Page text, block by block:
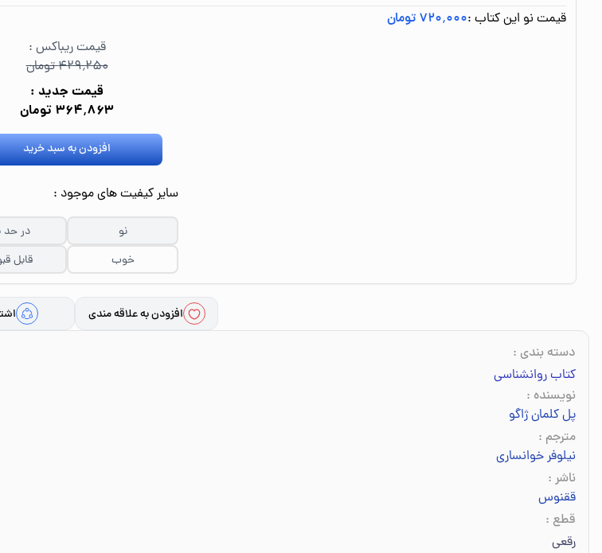
قیمت نو این کتاب :۷۲۰٬۰۰۰ تومان
قیمت ریباکس :
۴۲۹٬۲۵۰ تومان
قیمت جدید :
۳۶۴٬۸۶۳ تومان
افزودن به سبد خرید
سایر کیفیت های موجود :
نو
در حد
خوب
قابل
افزودن به علاقه مندی
دسته بندی :
کتاب روانشناسی
نویسنده :
پل کلمان ژاگو
مترجم :
نیلوفر خوانساری‌
ناشر :
ققنوس
قطع :
رقعی